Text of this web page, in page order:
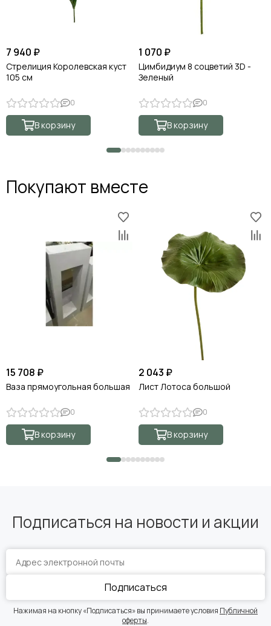
7 940 ₽
Стрелиция Королевская куст
105 см
0
В корзину
1 070 ₽
Цимбидиум 8 соцветий 3D -
Зеленый
0
В корзину
Покупают вместе
15 708 ₽
Ваза прямоугольная большая
0
В корзину
2 043 ₽
Лист Лотоса большой
0
В корзину
Подписаться на новости и акции
Подписаться
Нажимая на кнопку «Подписаться» вы принимаете условия Публичной
оферты.